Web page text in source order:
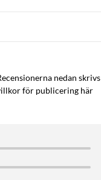
nedan skrivs
för publicering här